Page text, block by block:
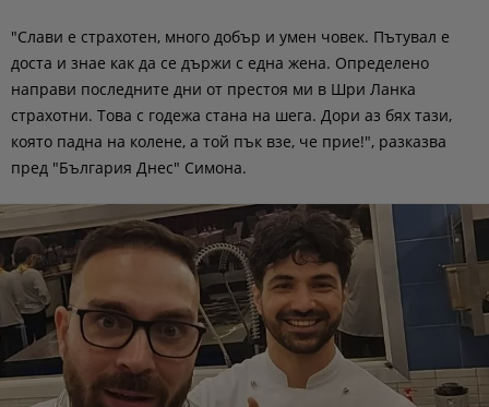
"Слави е страхотен, много добър и умен човек. Пътувал е
доста и знае как да се държи с една жена. Определено
направи последните дни от престоя ми в Шри Ланка
страхотни. Това с годежа стана на шега. Дори аз бях тази,
която падна на колене, а той пък взе, че прие!", разказва
пред "България Днес" Симона.